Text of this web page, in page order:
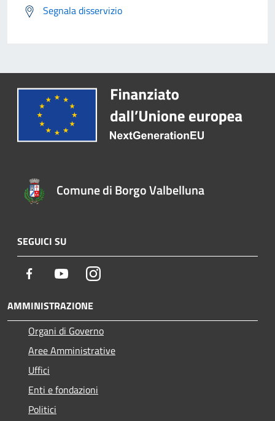
Segnala disservizio
Comune di Borgo Valbelluna
SEGUICI SU
Facebook YoutubeInstagram
AMMINISTRAZIONE
Organi di Governo
Aree Amministrative
Uffici
Enti e fondazioni
Politici